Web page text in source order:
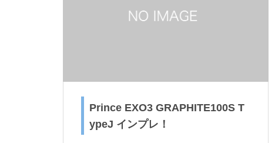
Prince EXO3 GRAPHITE100S T
ypeJ インプレ！